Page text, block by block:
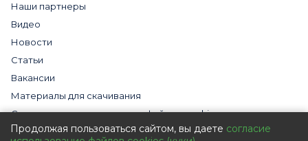
Наши партнеры
Видео
Новости
Статьи
Вакансии
Материалы для скачивания
Cогласие на использование файлов cookies
Обработка персональных данных с помощью сервиса
Продолжая пользоваться сайтом, вы даете согласие